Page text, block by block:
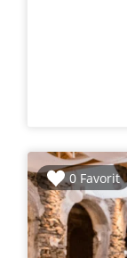
0 Favorit